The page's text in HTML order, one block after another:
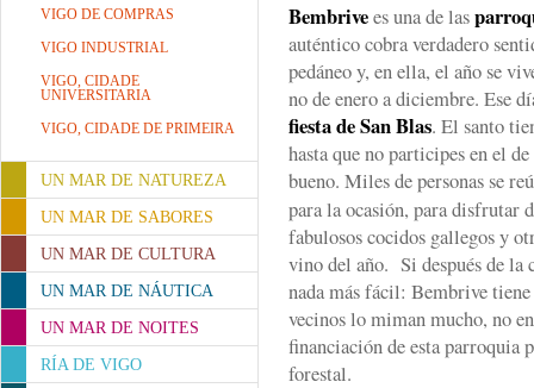
VIGO DE COMPRAS
VIGO INDUSTRIAL
VIGO, CIDADE
UNIVERSITARIA
VIGO, CIDADE DE PRIMEIRA
UN MAR DE NATUREZA
UN MAR DE SABORES
UN MAR DE CULTURA
UN MAR DE NÁUTICA
UN MAR DE NOITES
RÍA DE VIGO
Bembrivees una de las
auténtico cobra verdadero
pedáneo y, en ella, el año se
no de enero a diciembre. Ese
fiestadeSan Blas. El santo
hasta que no participes en el
bueno. Miles de personas se
para la ocasión, para disfrutar
fabulosos cocidos gallegos y
vino del año. Si después de la
nada más fácil: Bembrive
vecinos lo miman mucho, no
financiación de esta parroquia
forestal.